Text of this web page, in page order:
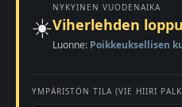
☀️
NYKYINEN VUODENAIKA
Viherlehden loppu
Luonne: Poikkeuksellisen
YMPÄRISTÖN TILA (VIE HIIRI